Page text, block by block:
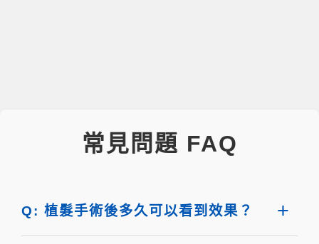
常見問題 FAQ
Q: 植髮手術後多久可以看到效果？